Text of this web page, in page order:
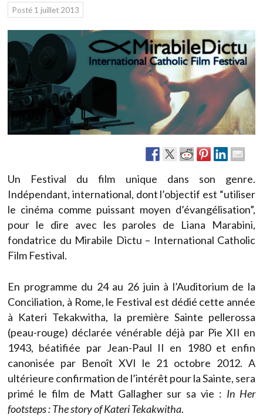
Posté 1 juillet 2013
Un Festival du film unique dans son genre.
Indépendant, international, dont l’objectif est “utiliser
le cinéma comme puissant moyen d’évangélisation”,
pour le dire avec les paroles de Liana Marabini,
fondatrice du Mirabile Dictu – International Catholic
Film Festival.
En programme du 24 au 26 juin à l’Auditorium de la
Conciliation, à Rome, le Festival est dédié cette année
à Kateri Tekakwitha, la première Sainte pellerossa
(peau-rouge) déclarée vénérable déjà par Pie XII en
1943, béatifiée par Jean-Paul II en 1980 et enfin
canonisée par Benoît XVI le 21 octobre 2012. A
ultérieure confirmation de l’intérêt pour la Sainte, sera
primé le film de Matt Gallagher sur sa vie : In Her
footsteps : The story of Kateri Tekakwitha.